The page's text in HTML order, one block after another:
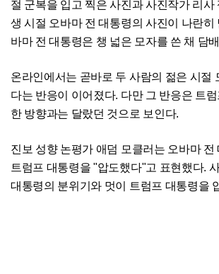
절 군복을 입고 찍은 사진과 사진작가 리사
생 시절 오바마 전 대통령의 사진이 나란히
바마 전 대통령은 챙 넓은 모자를 쓴 채 담
온라인에서는 곧바로 두 사람의 젊은 시절
다는 반응이 이어졌다. 다만 그 반응은 트
한 방향과는 달랐던 것으로 보인다.
진보 성향 논평가 애덤 모클러는 오바마 전
트럼프 대통령을 "압도했다"고 표현했다.
대통령의 분위기와 멋이 트럼프 대통령을